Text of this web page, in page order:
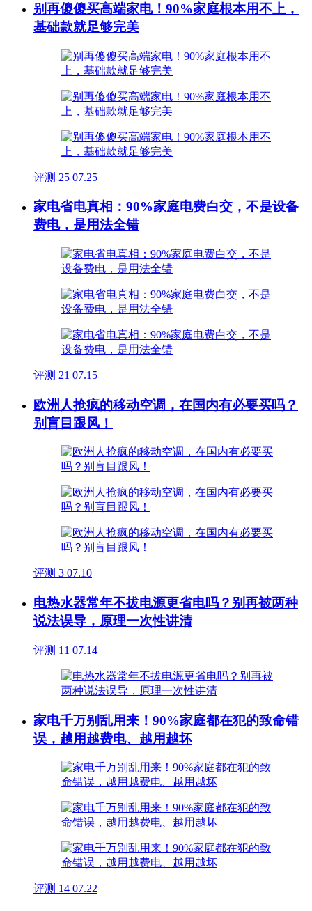
别再傻傻买高端家电！90%家庭根本用不上，
基础款就足够完美
评测 25 07.25
家电省电真相：90%家庭电费白交，不是设备
费电，是用法全错
评测 21 07.15
欧洲人抢疯的移动空调，在国内有必要买吗？
别盲目跟风！
评测 3 07.10
电热水器常年不拔电源更省电吗？别再被两种
说法误导，原理一次性讲清
评测 11 07.14
家电千万别乱用来！90%家庭都在犯的致命错
误，越用越费电、越用越坏
评测 14 07.22